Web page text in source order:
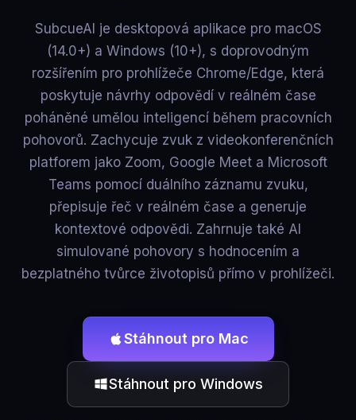
SubcueAI je desktopová aplikace pro macOS
(14.0+) a Windows (10+), s doprovodným
rozšířením pro prohlížeče Chrome/Edge, která
poskytuje návrhy odpovědí v reálném čase
poháněné umělou inteligencí během pracovních
pohovorů. Zachycuje zvuk z videokonferenčních
platforem jako Zoom, Google Meet a Microsoft
Teams pomocí duálního záznamu zvuku,
přepisuje řeč v reálném čase a generuje
kontextové odpovědi. Zahrnuje také AI
simulované pohovory s hodnocením a
bezplatného tvůrce životopisů přímo v prohlížeči.
Stáhnout pro Mac
Stáhnout pro Windows